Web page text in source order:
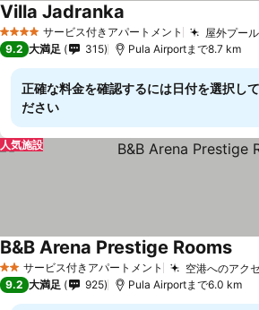
4 ホテルのランクサービス付きアパートメント 屋外プー
Villa Jadranka
9.2 大満足 315 Pula Airportまで8.7 km
正確な料金を確認するには日付を選択して
ださい
人気施設
2 ホテルのランク
サービス付きアパートメント 空港へのアク
B&B Arena Prestige Rooms
9.2 大満足 925 Pula Airportまで6.0 km